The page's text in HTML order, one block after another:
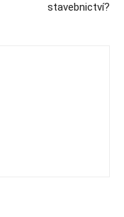
stavebnictví?